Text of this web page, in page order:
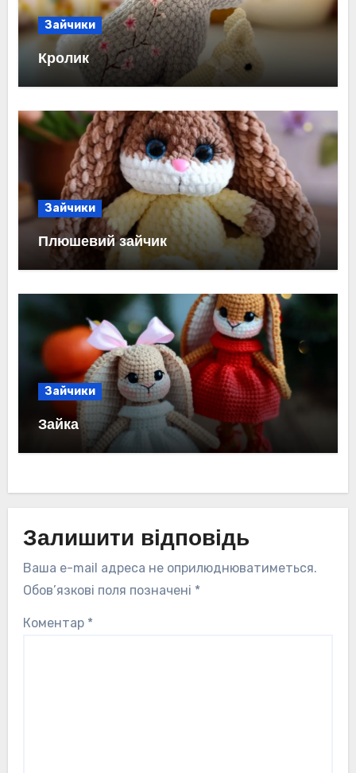
Зайчики
Кролик
Зайчики
Плюшевий зайчик
Зайчики
Зайка
Залишити відповідь
Ваша e-mail адреса не оприлюднюватиметься.
Обов’язкові поля позначені *
Коментар *